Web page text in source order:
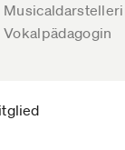
Vokalpädagogin